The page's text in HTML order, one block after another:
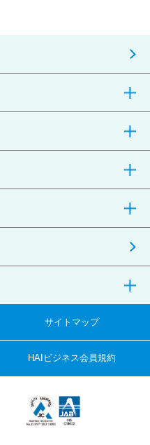
サイトマップ
HAIビジネス会員規約